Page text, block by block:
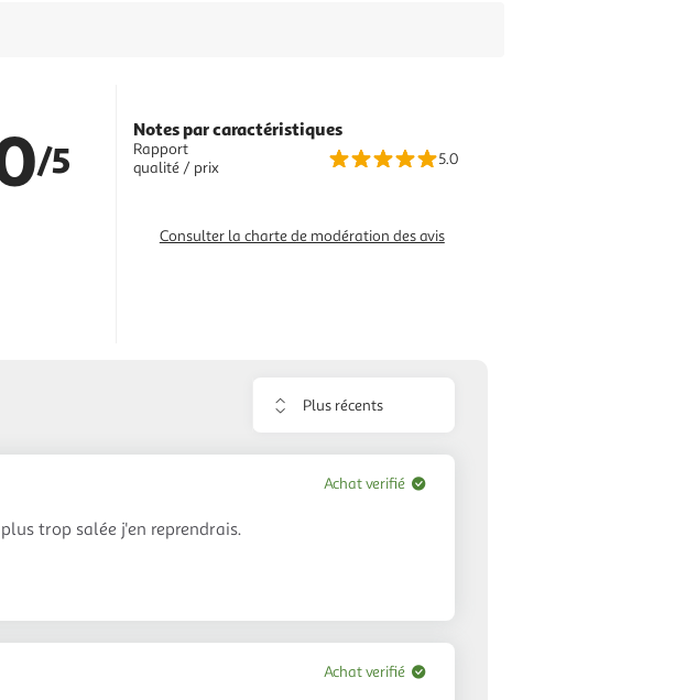
/5
Notes par caractéristiques
Rapport
qualité / prix
5.0
Consulter la charte de modération des avis
Trier
avis
trop salée j'en reprendrais.
Achat verifié
Achat verifié